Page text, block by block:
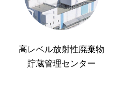
高レベル放射性廃棄物
貯蔵管理センター